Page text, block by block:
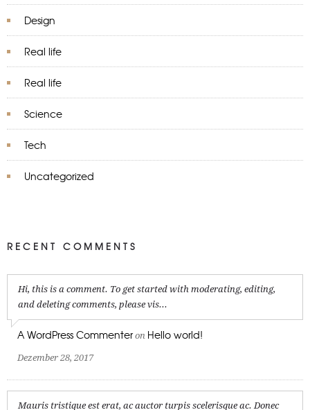
Design
Real life
Real life
Science
Tech
Uncategorized
RECENT COMMENTS
Hi, this is a comment. To get started with moderating, editing,
and deleting comments, please vis...
A WordPress Commenter on Hello world!
Dezember 28, 2017
Mauris tristique est erat, ac auctor turpis scelerisque ac. Donec